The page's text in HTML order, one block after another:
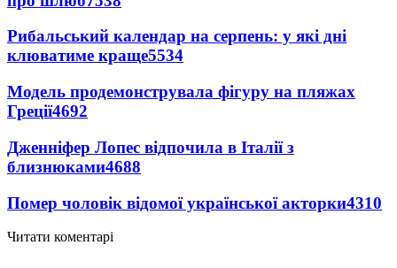
Рибальський календар на серпень: у які дні
клюватиме краще5534
Модель продемонструвала фігуру на пляжах
Греції4692
Дженніфер Лопес відпочила в Італії з
близнюками4688
Помер чоловік відомої української акторки4310
Читати коментарі